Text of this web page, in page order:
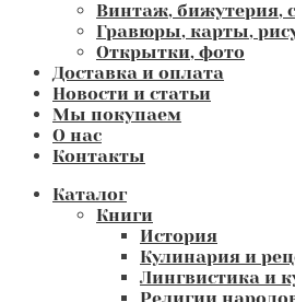
Винтаж, бижутерия,
Гравюры, карты,
Открытки, фото
Доставка и оплата
Новости и статьи
Мы покупаем
О нас
Контакты
Каталог
Книги
История
Кулинария и
Лингвистика и